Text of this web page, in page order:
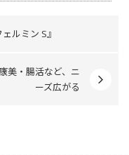
ルミン S』
美・腸活など、ニ
ーズ広がる